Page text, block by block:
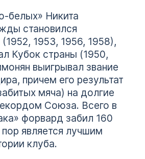
белых» Никита
становился
1953, 1956, 1958),
Кубок страны (1950,
выигрывал звание
причем его результат
мяча) на долгие
Союза. Всего в
форвард забил 160
является лучшим
клуба.